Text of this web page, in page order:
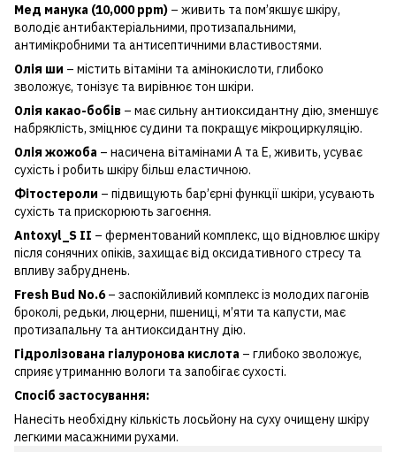
Мед манука (10,000 ppm) – живить та пом’якшує шкіру,
володіє антибактеріальними, протизапальними,
антимікробними та антисептичними властивостями.
Олія ши – містить вітаміни та амінокислоти, глибоко
зволожує, тонізує та вирівнює тон шкіри.
Олія какао-бобів – має сильну антиоксидантну дію, зменшує
набряклість, зміцнює судини та покращує мікроциркуляцію.
Олія жожоба – насичена вітамінами A та E, живить, усуває
сухість і робить шкіру більш еластичною.
Фітостероли – підвищують бар’єрні функції шкіри, усувають
сухість та прискорюють загоєння.
Antoxyl_S II – ферментований комплекс, що відновлює шкіру
після сонячних опіків, захищає від оксидативного стресу та
впливу забруднень.
Fresh Bud No.6– заспокійливий комплекс із молодих пагонів
броколі, редьки, люцерни, пшениці, м’яти та капусти, має
протизапальну та антиоксидантну дію.
Гідролізована гіалуронова кислота – глибоко зволожує,
сприяє утриманню вологи та запобігає сухості.
Спосіб застосування:
Нанесіть необхідну кількість лосьйону на суху очищену шкіру
легкими масажними рухами.